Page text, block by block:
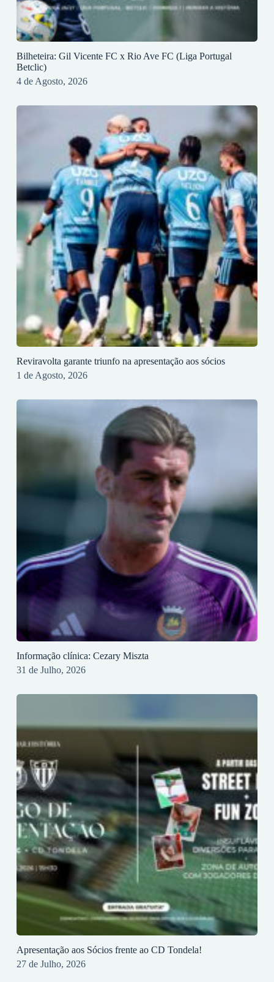
Bilheteira: Gil Vicente FC x Rio Ave FC (Liga Portugal
Betclic)
4 de Agosto, 2026
Reviravolta garante triunfo na apresentação aos sócios
1 de Agosto, 2026
Informação clínica: Cezary Miszta
31 de Julho, 2026
Apresentação aos Sócios frente ao CD Tondela!
27 de Julho, 2026